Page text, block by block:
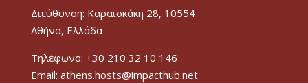
Διεύθυνση: Καραϊσκάκη 28, 10554
Αθήνα, Ελλάδα
Τηλέφωνο: +30 210 32 10 146
Email: athens.hosts@impacthub.net